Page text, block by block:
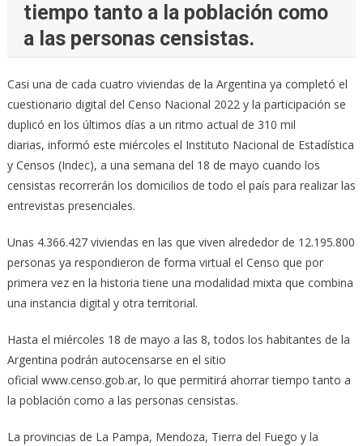
tiempo tanto a la población como
a las personas censistas.
Casi una de cada cuatro viviendas de la Argentina ya completó el
cuestionario digital del Censo Nacional 2022 y la participación se
duplicó en los últimos días a un ritmo actual de 310 mil
diarias, informó este miércoles el Instituto Nacional de Estadística
y Censos (Indec), a una semana del 18 de mayo cuando los
censistas recorrerán los domicilios de todo el país para realizar las
entrevistas presenciales.
Unas 4.366.427 viviendas en las que viven alrededor de 12.195.800
personas ya respondieron de forma virtual el Censo que por
primera vez en la historia tiene una modalidad mixta que combina
una instancia digital y otra territorial.
Hasta el miércoles 18 de mayo a las 8, todos los habitantes de la
Argentina podrán autocensarse en el sitio
oficial www.censo.gob.ar, lo que permitirá ahorrar tiempo tanto a
la población como a las personas censistas.
La provincias de La Pampa, Mendoza, Tierra del Fuego y la